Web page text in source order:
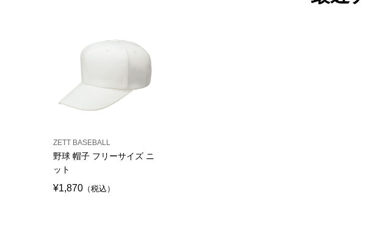
ZETT BASEBALL
野球 帽子 フリーサイズ ニ
ット
¥1,870 （税込）